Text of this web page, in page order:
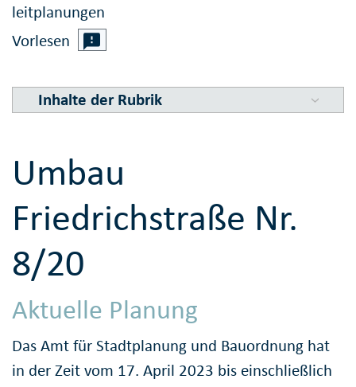
leit­planungen
Vorlesen
Inhalte der Rubrik
Umbau
Friedrichstraße Nr.
8/20
Aktuelle Planung
Das Amt für Stadtplanung und Bauordnung hat
in der Zeit vom 17. April 2023 bis einschließlich